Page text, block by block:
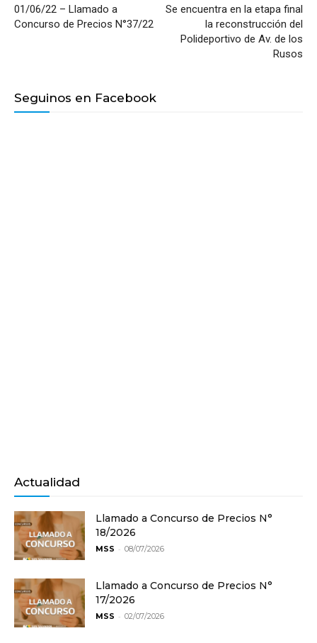
01/06/22 – Llamado a
Concurso de Precios N°37/22
Se encuentra en la etapa final
la reconstrucción del
Polideportivo de Av. de los
Rusos
Seguinos en Facebook
Actualidad
Llamado a Concurso de Precios N°
18/2026
MSS - 08/07/2026
Llamado a Concurso de Precios N°
17/2026
MSS - 02/07/2026